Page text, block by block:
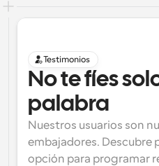
Testimonios
No te fíes
palabra
Nuestros usuarios son
embajadores. Descubre
opción para programar